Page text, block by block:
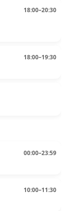
18:00–20:30
18:00–19:30
00:00–23:59
10:00–11:30